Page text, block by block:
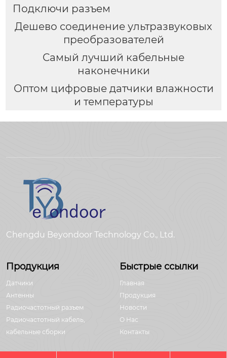
Подключи разъем
Дешево соединение ультразвуковых
преобразователей
Самый лучший кабельные
наконечники
Оптом цифровые датчики влажности
и температуры
Chengdu Beyondoor Technology Co., Ltd.
Продукция
Датчики
Антенны
Радиочастотный разъем
Радиочастотный кабель,
кабельные сборки
Быстрые ссылки
Главная
Продукция
Новости
О Hас
Контакты